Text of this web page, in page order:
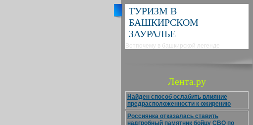
ТУРИЗМ В
БАШКИРСКОМ
ЗАУРАЛЬЕ
Вотпочему в башкирской легенде
Лента.ру
Найден способ ослабить влияние
предрасположенности к ожирению
Россиянка отказалась ставить
надгробный памятник бойцу СВО по